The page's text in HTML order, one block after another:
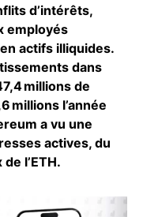
d’intérêts,
employés
actifs illiquides.
dans
millions de
millions l’année
a vu une
actives, du
l’ETH.